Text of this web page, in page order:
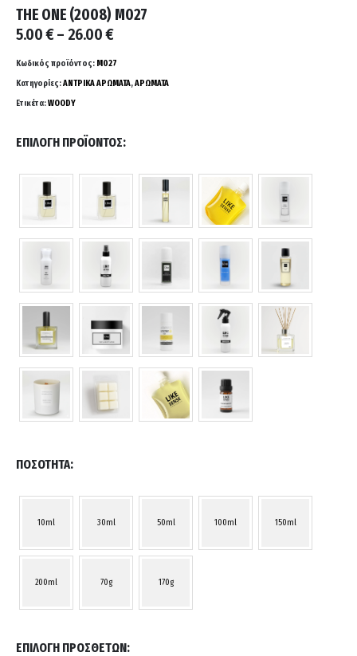
THE ONE (2008) M027
5.00€– 26.00€Price
5.00 €
through
Κωδικός προϊόντος: M027
Κατηγορίες:ΑΝΤΡΙΚΑ ΑΡΩΜΑΤΑ,ΑΡΩΜΑΤΑ
Ετικέτα:WOODY
ΕΠΙΛΟΓΉ ΠΡΟΪΌΝΤΟΣ
ΠΟΣΌΤΗΤΑ
10ml 30ml 50ml 100ml 150ml
200ml 70g 170g
ΕΠΙΛΟΓΉ ΠΡΌΣΘΕΤΩΝ